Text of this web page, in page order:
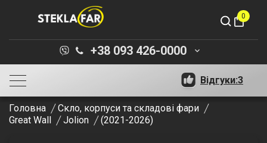
shopping_bag
0
+38 093 426-0000 keyboard_arrow_down
Відгуки:3
Головна
Скло, корпуси та складові фари
Great Wall
Jolion (2021-2026)